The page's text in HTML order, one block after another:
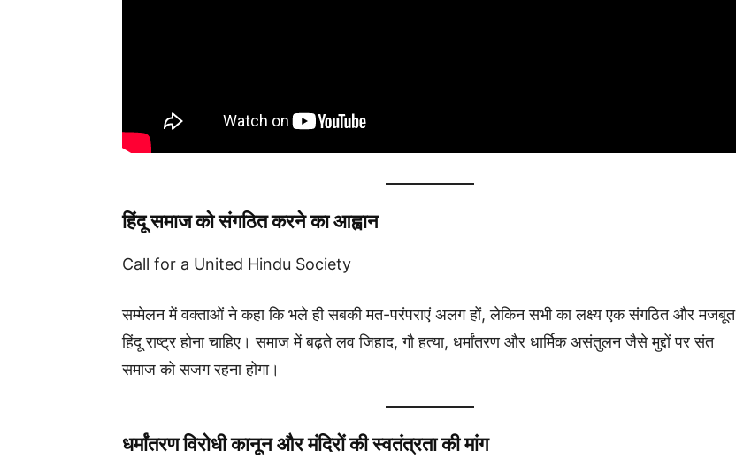
हिंदू समाज को संगठित करने का आह्वान
Call for a United Hindu Society
सम्मेलन में वक्ताओं ने कहा कि भले ही सबकी मत-परंपराएं अलग हों, लेकिन सभी का लक्ष्य एक संगठित और मजबूत
हिंदू राष्ट्र होना चाहिए। समाज में बढ़ते लव जिहाद, गौ हत्या, धर्मांतरण और धार्मिक असंतुलन जैसे मुद्दों पर संत
समाज को सजग रहना होगा।
धर्मांतरण विरोधी कानून और मंदिरों की स्वतंत्रता की मांग